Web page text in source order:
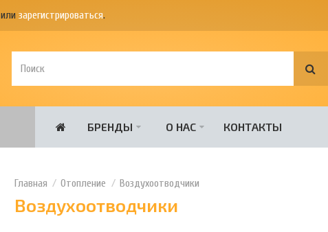
или зарегистрироваться.
БРЕНДЫ О НАС КОНТАКТЫ
Отопление Воздухоотводчики
Воздухоотводчики